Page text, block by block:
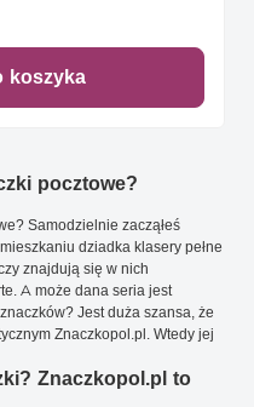
koszyka
pocztowe?
Samodzielnie zacząłeś
dziadka klasery pełne
znajdują się w nich
A może dana seria jest
Jest duża szansa, że
Znaczkopol.pl. Wtedy jej
Znaczkopol.pl to